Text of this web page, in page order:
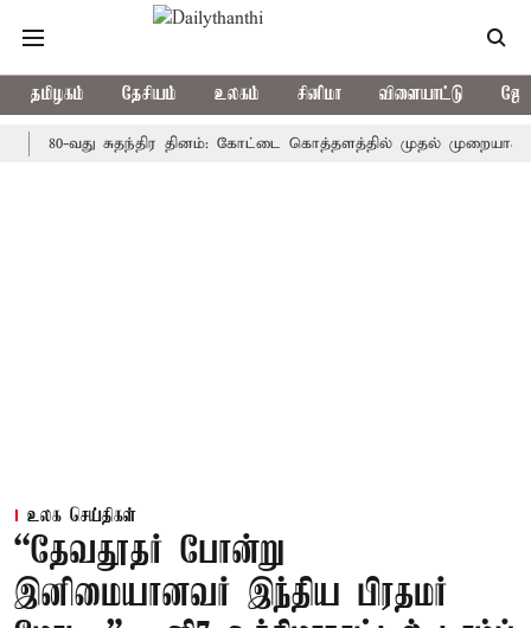
தமிழகம் தேசியம் உலகம் சினிமா விளையாட்டு
வது சுதந்திர தினம்: கோட்டை கொத்தளத்தில் முதல் முறையாக தேசிய
உலக செய்திகள்
“தேவதூதர் போன்று
இனிமையானவர் இந்திய பிரதமர்